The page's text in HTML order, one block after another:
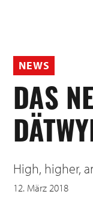
NEWS
DAS
High, higher,
12. März 2018